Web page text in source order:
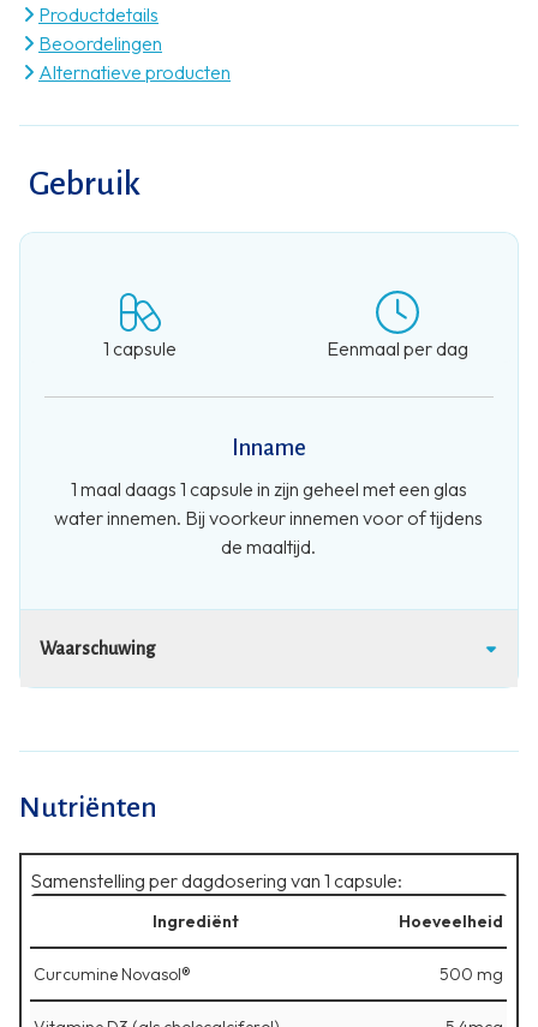
Productdetails
Beoordelingen
Alternatieve producten
Gebruik
1 capsule Eenmaal per dag
Inname
1 maal daags 1 capsule in zijn geheel met een glas
water innemen. Bij voorkeur innemen voor of tijdens
de maaltijd.
Waarschuwing
Nutriënten
Samenstelling per dagdosering van 1 capsule:
Ingrediënt Hoeveelheid
Curcumine Novasol® 500 mg